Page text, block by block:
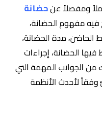
ومفصلاً عنحضانة
مفهوم الحضانة،
مدة الحضانة،
فيها الحضانة، إجراءات
من الجوانب المهمة التي
وفقاً لأحدث الأنظمة